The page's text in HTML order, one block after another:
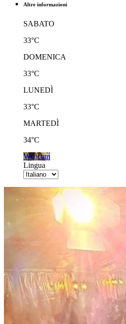
Altre informazioni
SABATO
33°C
DOMENICA
33°C
LUNEDÌ
33°C
MARTEDÌ
34°C
Webcam
Lingua